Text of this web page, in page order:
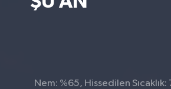
Nem: %65, Hissedilen Sıcaklık: